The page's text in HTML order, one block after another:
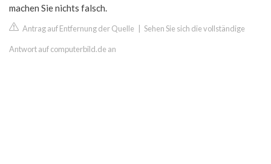
machen Sie nichts falsch.
Antrag auf Entfernung der Quelle Sehen Sie sich die vollständige
Antwort auf computerbild.de an